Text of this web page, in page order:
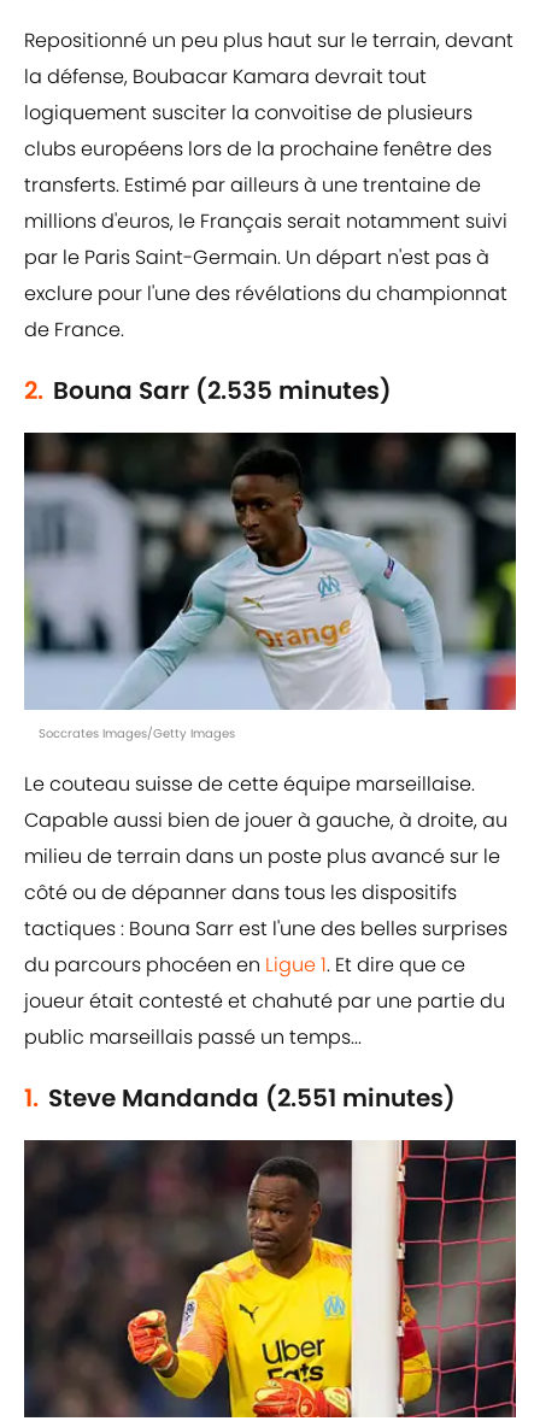
Repositionné un peu plus haut sur le terrain, devant
la défense, Boubacar Kamara devrait tout
logiquement susciter la convoitise de plusieurs
clubs européens lors de la prochaine fenêtre des
transferts. Estimé par ailleurs à une trentaine de
millions d'euros, le Français serait notamment suivi
par le Paris Saint-Germain. Un départ n'est pas à
exclure pour l'une des révélations du championnat
de France.
2. Bouna Sarr (2.535 minutes)
Soccrates Images/Getty Images
Le couteau suisse de cette équipe marseillaise.
Capable aussi bien de jouer à gauche, à droite, au
milieu de terrain dans un poste plus avancé sur le
côté ou de dépanner dans tous les dispositifs
tactiques : Bouna Sarr est l'une des belles surprises
du parcours phocéen en Ligue 1. Et dire que ce
joueur était contesté et chahuté par une partie du
public marseillais passé un temps...
1. Steve Mandanda (2.551 minutes)